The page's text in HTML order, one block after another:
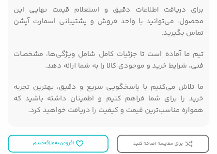
برای دریافت اطلاعات دقیق و استعلام قیمت نهایی این
محصول، می‌توانید با واحد فروش و پشتیبانی اسمارت آپشن
تماس بگیرید.
تیم ما آماده است تا جزئیات کامل شامل ویژگی‌ها، مشخصات
فنی، شرایط خرید و موجودی کالا را به شما ارائه دهد.
ما تلاش می‌کنیم با پاسخگویی سریع و دقیق، بهترین تجربه
خرید را برای شما فراهم کنیم و اطمینان داشته باشید که
همواره مناسب‌ترین قیمت و کیفیت را دریافت خواهید کرد.
برای مقایسه اضافه کنید افزودن به علاقه مندی